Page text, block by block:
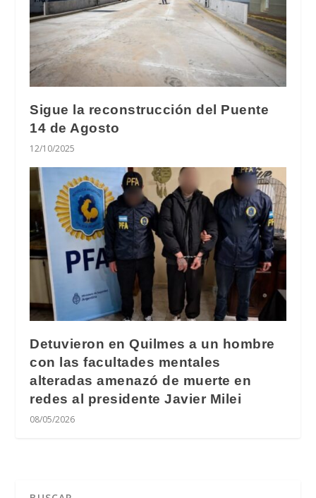
Sigue la reconstrucción del Puente
14 de Agosto
12/10/2025
Detuvieron en Quilmes a un hombre
con las facultades mentales
alteradas amenazó de muerte en
redes al presidente Javier Milei
08/05/2026